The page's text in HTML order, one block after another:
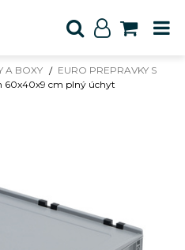
A BOXY
EURO PREPRAVKY S
60x40x9 cm plný úchyt